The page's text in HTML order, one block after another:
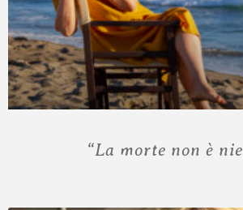
“La morte non è